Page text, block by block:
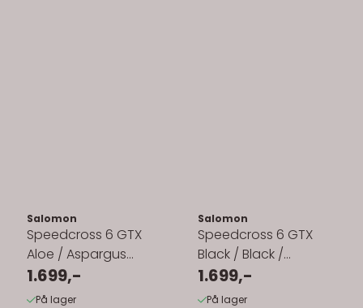
Salomon
Speedcross 6 GTX
Aloe / Aspargus
Green / Grape Leaf
1.699,-
På lager
Salomon
Speedcross 6 GTX
Black / Black /
Phantom
1.699,-
På lager